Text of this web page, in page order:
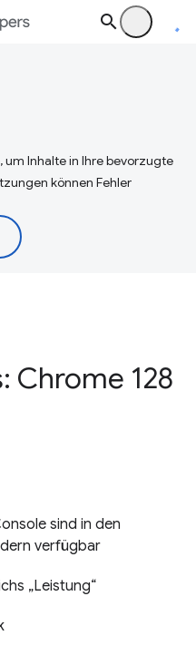
Inhalte in Ihre bevorzugte
können Fehler
Chrome 128
sind in den
verfügbar
„Leistung“